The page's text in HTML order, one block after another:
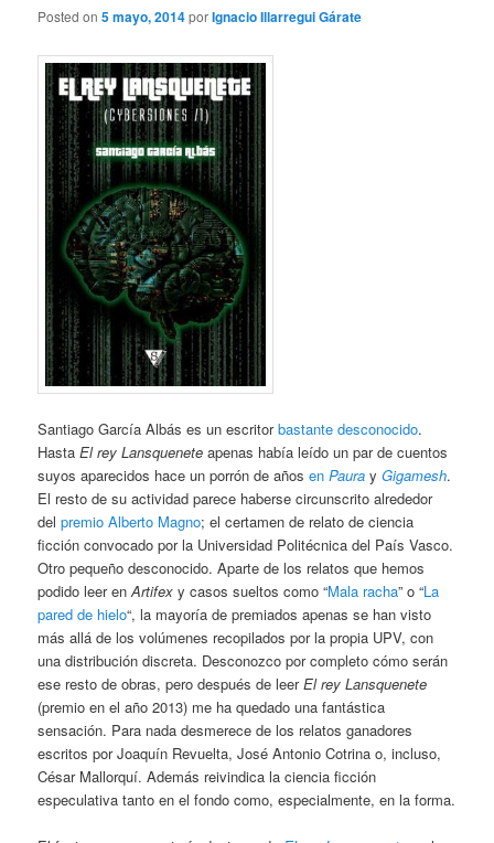
Posted on5 mayo, 2014porIgnacio Illarregui Gárate
Santiago García Albás es un escritorbastante desconocido.
HastaEl rey Lansquenete apenas había leído un par de cuentos
suyos aparecidos hace un porrón de años enPaura yGigamesh.
El resto de su actividad parece haberse circunscrito alrededor
del premio Alberto Magno; el certamen de relato de ciencia
ficción convocado por la Universidad Politécnica del País Vasco.
Otro pequeño desconocido. Aparte de los relatos que hemos
podido leer enArtifex y casos sueltos como “Mala racha” o “La
pared de hielo“, la mayoría de premiados apenas se han visto
más allá de los volúmenes recopilados por la propia UPV, con
una distribución discreta. Desconozco por completo cómo serán
ese resto de obras, pero después de leerEl rey Lansquenete
(premio en el año 2013) me ha quedado una fantástica
sensación. Para nada desmerece de los relatos ganadores
escritos por Joaquín Revuelta, José Antonio Cotrina o, incluso,
César Mallorquí. Además reivindica la ciencia ficción
especulativa tanto en el fondo como, especialmente, en la forma.